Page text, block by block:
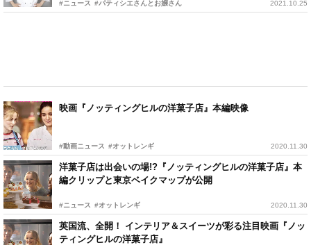
#ニュース #パティシエさんとお嬢さん 2021.10.25
映画『ノッティングヒルの洋菓子店』本編映像
#動画ニュース #オットレンギ 2020.11.30
洋菓子店は出会いの場!?『ノッティングヒルの洋菓子店』本
編クリップと東京ベイクマップが公開
#ニュース #オットレンギ 2020.11.30
英国流、全開！ インテリア＆スイーツが彩る注目映画『ノッ
ティングヒルの洋菓子店』